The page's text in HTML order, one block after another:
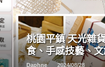
桃園平鎮 天光雜
食、手感技藝、
Daphne 2024/08/28